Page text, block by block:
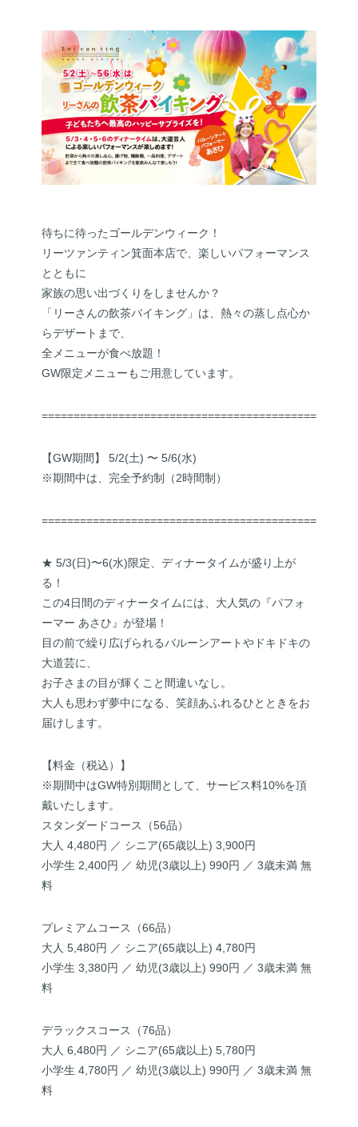
待ちに待ったゴールデンウィーク！
リーツァンティン箕面本店で、楽しいパフォーマンス
とともに
家族の思い出づくりをしませんか？
「リーさんの飲茶バイキング」は、熱々の蒸し点心か
らデザートまで、
全メニューが食べ放題！
GW限定メニューもご用意しています。
==============================================
【GW期間】 5/2(土) 〜 5/6(水)
※期間中は、完全予約制（2時間制）
==============================================
★ 5/3(日)〜6(水)限定、ディナータイムが盛り上が
る！
この4日間のディナータイムには、大人気の『パフォ
ーマー あさひ』が登場！
目の前で繰り広げられるバルーンアートやドキドキの
大道芸に、
お子さまの目が輝くこと間違いなし。
大人も思わず夢中になる、笑顔あふれるひとときをお
届けします。
【料金（税込）】
※期間中はGW特別期間として、サービス料10%を頂
戴いたします。
スタンダードコース（56品）
大人 4,480円 ／ シニア(65歳以上) 3,900円
小学生 2,400円 ／ 幼児(3歳以上) 990円 ／ 3歳未満 無
料
プレミアムコース（66品）
大人 5,480円 ／ シニア(65歳以上) 4,780円
小学生 3,380円 ／ 幼児(3歳以上) 990円 ／ 3歳未満 無
料
デラックスコース（76品）
大人 6,480円 ／ シニア(65歳以上) 5,780円
小学生 4,780円 ／ 幼児(3歳以上) 990円 ／ 3歳未満 無
料